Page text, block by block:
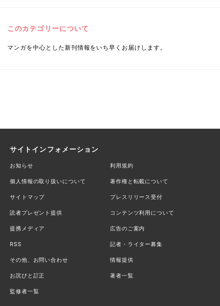
このカテゴリーについて
マンガを中心とした新刊情報をいち早くお届けします。
サイトインフォメーション
お知らせ 利用規約
個人情報の取り扱いについて 著作権と転載について
サイトマップ プレスリリース受付
読者プレゼント提供 コンテンツ利用について
提携メディア 広告のご案内
RSS 記者・ライター募集
その他、お問い合わせ 情報提供
お詫びと訂正 著者一覧
監修者一覧